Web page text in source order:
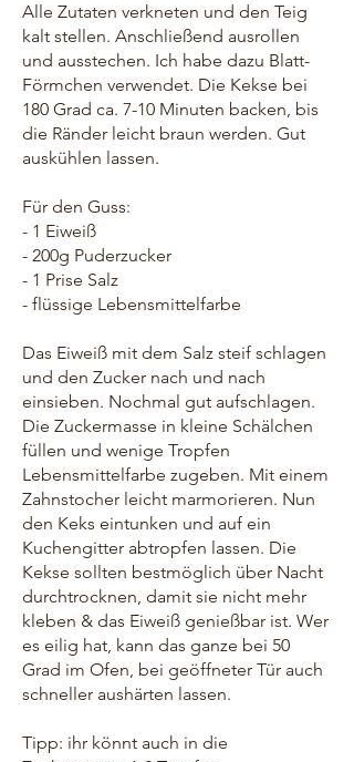
Alle Zutaten verkneten und den Teig
kalt stellen. Anschließend ausrollen
und ausstechen. Ich habe dazu Blatt-
Förmchen verwendet. Die Kekse bei
180 Grad ca. 7-10 Minuten backen, bis
die Ränder leicht braun werden. Gut
auskühlen lassen.
Für den Guss:
- 1 Eiweiß
- 200g Puderzucker
- 1 Prise Salz
- flüssige Lebensmittelfarbe
Das Eiweiß mit dem Salz steif schlagen
und den Zucker nach und nach
einsieben. Nochmal gut aufschlagen.
Die Zuckermasse in kleine Schälchen
füllen und wenige Tropfen
Lebensmittelfarbe zugeben. Mit einem
Zahnstocher leicht marmorieren. Nun
den Keks eintunken und auf ein
Kuchengitter abtropfen lassen. Die
Kekse sollten bestmöglich über Nacht
durchtrocknen, damit sie nicht mehr
kleben & das Eiweiß genießbar ist. Wer
es eilig hat, kann das ganze bei 50
Grad im Ofen, bei geöffneter Tür auch
schneller aushärten lassen.
Tipp: ihr könnt auch in die